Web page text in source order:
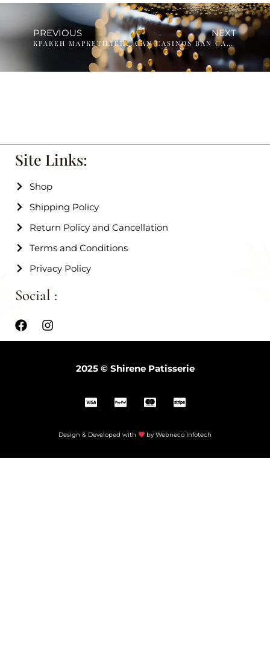
PREVIOUS
КРАКЕН МАРКЕТПЛЕЙС – АКТУАЛЬНАЯ ССЫЛКА, РАБОЧИЕ ЗЕРКЛА
NEXT
CAN CASINOS BAN CARD COUNTERS
Site Links:
Shop
Shipping Policy
Return Policy and Cancellation
Terms and Conditions
Privacy Policy
Social :
2025 © Shirene Patisserie
Design & Developed with by Webneco Infotech